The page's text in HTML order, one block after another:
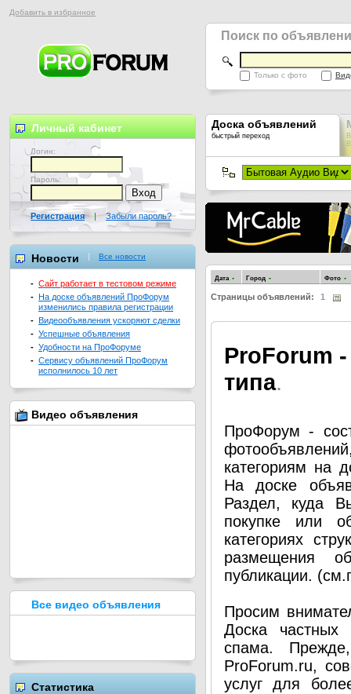
Добавить в избранное
Поиск по
Только с фото
Доска объявлений
быстрый переход
Дата Город Фото
Страницы объявлений: 1
ProForum
типа.
ПроФорум -
категориям на
На доске
Раздел, куда
покупке или
категориях
размещения
публикации.
Просим
Доска частных
спама.
ProForum.ru,
услуг для
Личный кабинет
Логин:
Пароль:
Регистрация | Забыли пароль?
Новости Все новости
- Сайт работает в тестовом режиме
- На доске объявлений ПроФорум
изменились правила регистрации
- Видеообъявления ускоряют сделки
- Успешные объявления
- Удобности на ПроФоруме
- Сервису объявлений ПроФорум
исполнилось 10 лет
Видео объявления
Все видео объявления
Статистика